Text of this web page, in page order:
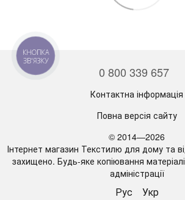
0 800 339 657
Контактна інформація
Повна версія сайту
© 2014—2026
Інтернет магазин Текстилю для дому та
захищено. Будь-яке копіювання
адміністрації
Рус Укр
КНОПКА
ЗВ'ЯЗКУ